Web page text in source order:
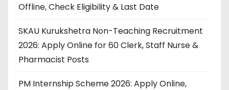
Offline, Check Eligibility & Last Date
SKAU Kurukshetra Non-Teaching Recruitment
2026: Apply Online for 60 Clerk, Staff Nurse &
Pharmacist Posts
PM Internship Scheme 2026: Apply Online,